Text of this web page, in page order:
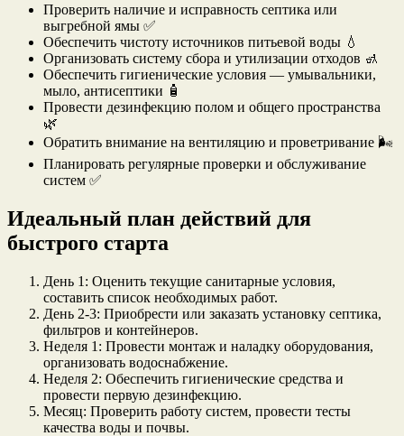
Проверить наличие и исправность септика или
выгребной ямы ✅
Обеспечить чистоту источников питьевой воды 💧
Организовать систему сбора и утилизации отходов 🚮
Обеспечить гигиенические условия — умывальники,
мыло, антисептики 🧴
Провести дезинфекцию полом и общего пространства
🌿
Обратить внимание на вентиляцию и проветривание 🌬️
Планировать регулярные проверки и обслуживание
систем ✅
Идеальный план действий для
быстрого старта
День 1: Оценить текущие санитарные условия,
составить список необходимых работ.
День 2-3: Приобрести или заказать установку септика,
фильтров и контейнеров.
Неделя 1: Провести монтаж и наладку оборудования,
организовать водоснабжение.
Неделя 2: Обеспечить гигиенические средства и
провести первую дезинфекцию.
Месяц: Проверить работу систем, провести тесты
качества воды и почвы.